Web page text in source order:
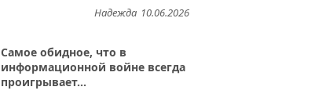
10.06.2026
Надежда
Самое обидное, что в
информационной войне всегда
проигрывает...